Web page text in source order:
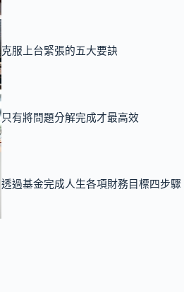
克服上台緊張的五大要訣
只有將問題分解完成才最高效
透過基金完成人生各項財務目標四步驟